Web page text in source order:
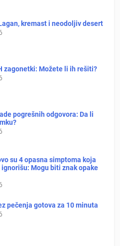
kremast i neodoljiv desert
zagonetki: Možete li ih rešiti?
pogrešnih odgovora: Da li
su 4 opasna simptoma koja
Mogu biti znak opake
pečenja gotova za 10 minuta